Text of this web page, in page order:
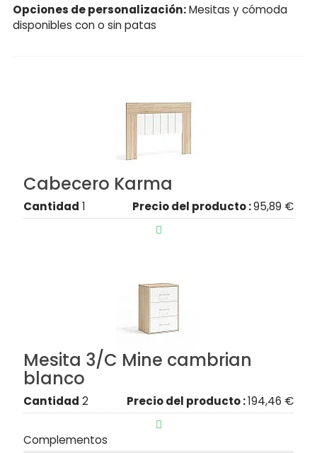
Opciones de personalización:Mesitas y cómoda
disponibles con o sin patas
Cabecero Karma
Cantidad 1 Precio del producto :95,89 €

Mesita 3/C Mine cambrian
blanco
Cantidad 2 Precio del producto :194,46 €

Complementos